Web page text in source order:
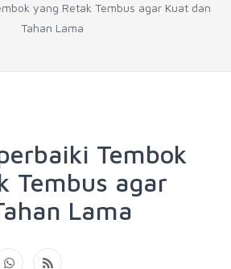
yang Retak Tembus agar Kuat dan
Tahan Lama
Tembok
Tembus agar
Lama